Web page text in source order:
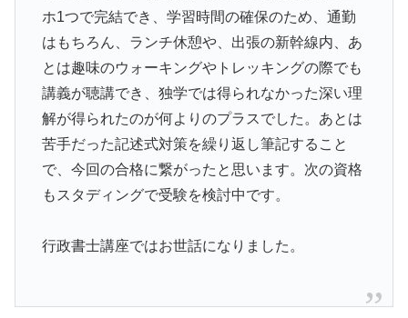
ホ1つで完結でき、学習時間の確保のため、通勤
はもちろん、ランチ休憩や、出張の新幹線内、あ
とは趣味のウォーキングやトレッキングの際でも
講義が聴講でき、独学では得られなかった深い理
解が得られたのが何よりのプラスでした。あとは
苦手だった記述式対策を繰り返し筆記すること
で、今回の合格に繋がったと思います。次の資格
もスタディングで受験を検討中です。
行政書士講座ではお世話になりました。